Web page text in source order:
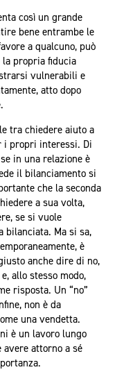
così un grande
bene entrambe le
a qualcuno, può
propria fiducia
vulnerabili e
atto dopo
tra chiedere aiuto a
i propri interessi. Di
in una relazione è
il bilanciamento si
che la seconda
a sua volta,
se si vuole
bilanciata. Ma si sa,
è
anche dire di no,
allo stesso modo,
risposta. Un “no”
non è da
una vendetta.
è un lavoro lungo
avere attorno a sé